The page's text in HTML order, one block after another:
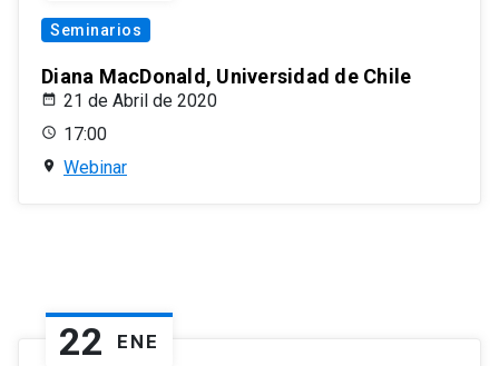
Seminarios
Diana MacDonald, Universidad de Chile
21 de Abril de 2020
17:00
Webinar
22 ENE